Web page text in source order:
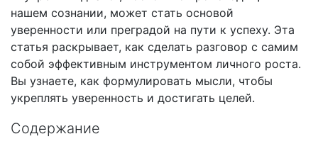
нашем сознании, может стать основой
уверенности или преградой на пути к успеху. Эта
статья раскрывает, как сделать разговор с самим
собой эффективным инструментом личного роста.
Вы узнаете, как формулировать мысли, чтобы
укреплять уверенность и достигать целей.
Содержание